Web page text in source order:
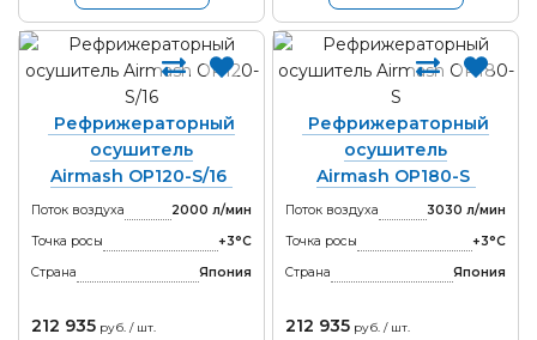
Рефрижераторный
осушитель
Airmash OP120-S/16
Поток воздуха
2000 л/мин
Точка росы
+3°С
Страна
Япония
212 935 руб. / шт.
Рефрижераторный
осушитель
Airmash OP180-S
Поток воздуха
3030 л/мин
Точка росы
+3°С
Страна
Япония
212 935 руб. / шт.